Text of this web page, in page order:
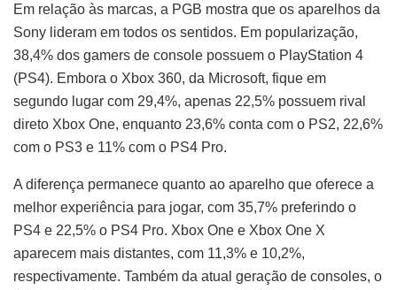
Em relação às marcas, a PGB mostra que os aparelhos da
Sony lideram em todos os sentidos. Em popularização,
38,4% dos gamers de console possuem o PlayStation 4
(PS4). Embora o Xbox 360, da Microsoft, fique em
segundo lugar com 29,4%, apenas 22,5% possuem rival
direto Xbox One, enquanto 23,6% conta com o PS2, 22,6%
com o PS3 e 11% com o PS4 Pro.
A diferença permanece quanto ao aparelho que oferece a
melhor experiência para jogar, com 35,7% preferindo o
PS4 e 22,5% o PS4 Pro. Xbox One e Xbox One X
aparecem mais distantes, com 11,3% e 10,2%,
respectivamente. Também da atual geração de consoles, o